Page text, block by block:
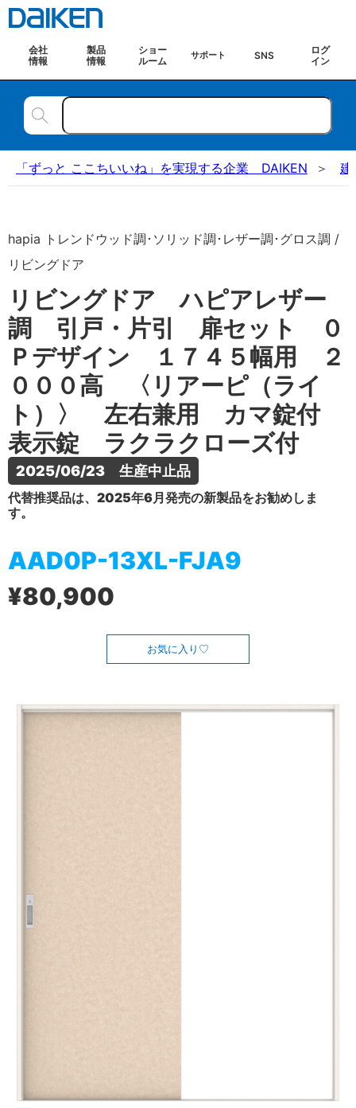
会社
情報
製品
情報
ショー
ルーム
サポート SNS
ログ
イン
「ずっと ここちいいね」を実現する企業 DAIKEN 建
hapia トレンドウッド調･ソリッド調･レザー調･グロス調 /
リビングドア
リビングドア ハピアレザー
調 引戸・片引 扉セット ０
Ｐデザイン １７４５幅用 ２
０００高 〈リアーピ（ライ
ト）〉 左右兼用 カマ錠付
表示錠 ラクラクローズ付
2025/06/23　生産中止品
代替推奨品は、2025年6月発売の新製品をお勧めしま
す。
AAD0P-13XL-FJA9
¥80,900
お気に入り